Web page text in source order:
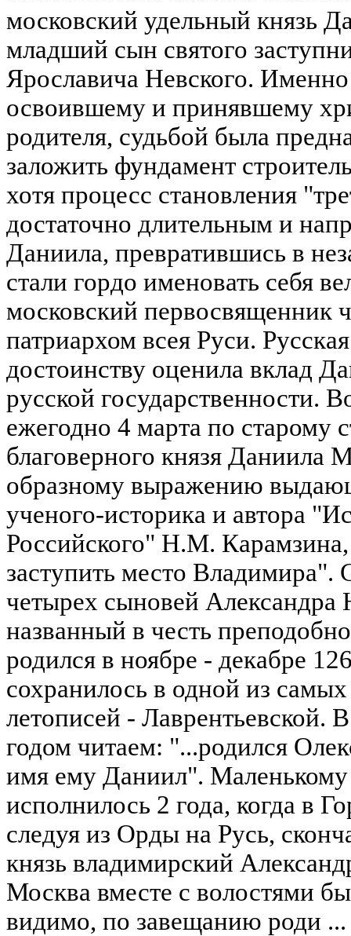
московский удельный князь
младший сын святого
Ярославича Невского.
освоившему и принявшему
родителя, судьбой была
заложить фундамент
хотя процесс становления
достаточно длительным и
Даниила, превратившись в
стали гордо именовать себя
московский первосвященник
патриархом всея Руси.
достоинству оценила вклад
русской государственности.
ежегодно 4 марта по старому
благоверного князя Даниила
образному выражению
ученого-историка и автора
Российского" Н.М.
заступить место
четырех сыновей Александра
названный в честь
родился в ноябре - декабре
сохранилось в одной из
летописей - Лаврентьевской.
годом читаем: "...родился
имя ему Даниил".
исполнилось 2 года, когда в
следуя из Орды на Русь,
князь владимирский
Москва вместе с волостями
видимо, по завещанию роди